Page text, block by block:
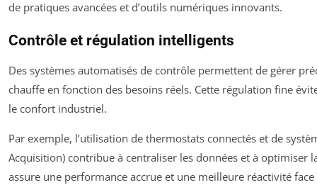
de pratiques avancées et d’outils numériques innovants.
Contrôle et régulation intelligents
Des systèmes automatisés de contrôle permettent de gérer
chauffe en fonction des besoins réels. Cette régulation fine
le confort industriel.
Par exemple, l’utilisation de thermostats connectés et de
Acquisition) contribue à centraliser les données et à optimiser
assure une performance accrue et une meilleure réactivité